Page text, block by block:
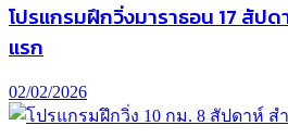
โปรแกรมฝึกวิ่งมาราธอน 17 สัป
แรก
02/02/2026